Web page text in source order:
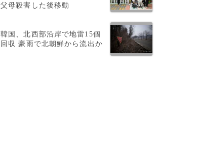
父母殺害した後移動
韓国、北西部沿岸で地雷15個
回収 豪雨で北朝鮮から流出か